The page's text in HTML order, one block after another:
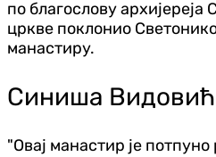
по благослову
цркве поклонио
манастиру.
Синиша
"Овај манастир је